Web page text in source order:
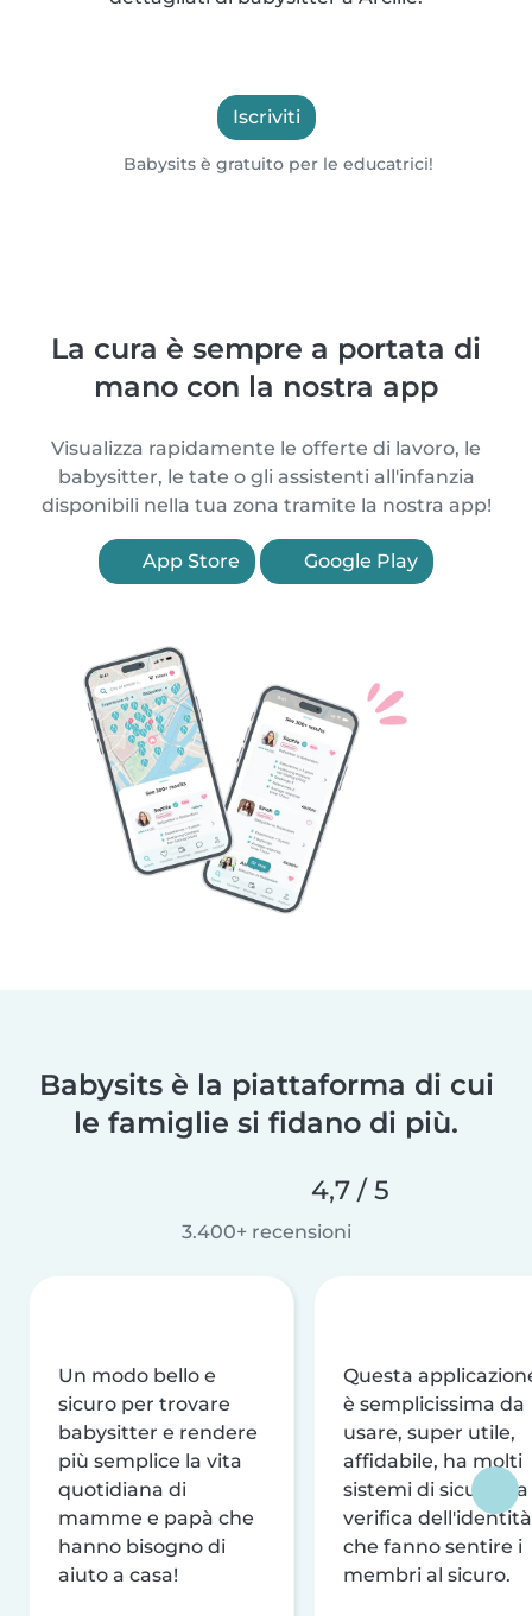
Iscriviti
Babysits è gratuito per le educatrici!
La cura è sempre a portata di
mano con la nostra app
Visualizza rapidamente le offerte di lavoro, le
babysitter, le tate o gli assistenti all'infanzia
disponibili nella tua zona tramite la nostra app!
App Store Google Play
Babysits è la piattaforma di cui
le famiglie si fidano di più.
4,7 / 5
3.400+ recensioni
Un modo bello e
sicuro per trovare
babysitter e rendere
più semplice la vita
quotidiana di
mamme e papà che
hanno bisogno di
aiuto a casa!
Questa
è semplicissima da
usare, super utile,
affidabile, ha molti
sistemi di sicurezza
verifica dell'identità
che fanno sentire i
membri al sicuro.